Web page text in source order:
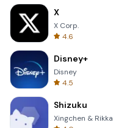
X
X Corp.
4.6
Disney+
Disney
4.5
Shizuku
Xingchen & Rikka